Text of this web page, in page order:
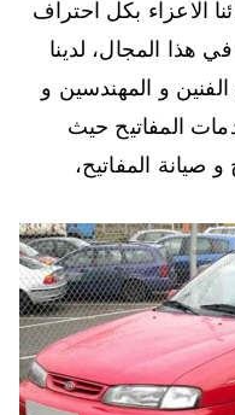
الاعزاء بكل احتراف
هذا المجال، لدينا
و المهندسين و
المفاتيح حيث
صيانة المفاتيح،